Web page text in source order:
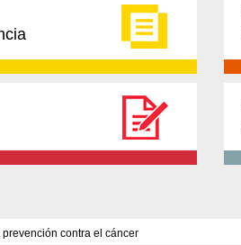
prevención contra el cáncer